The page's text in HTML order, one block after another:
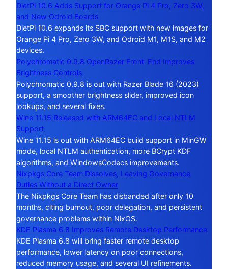
DietPi 10.6 Adds Support for Orange Pi 4 Pro, Zero 3W,
and New Odroid Boards
DietPi 10.6 expands its SBC support with new images for
Orange Pi 4 Pro, Zero 3W, and Odroid M1, M1S, and M2
devices.
Polychromatic 0.9.8 OpenRazer Front-End Improves
Brightness Controls
Polychromatic 0.9.8 is out with Razer Blade 16 (2023)
support, a smoother brightness slider, improved icon
lookups, and several fixes.
Wine 11.15 Released with ARM64EC and Local NTLM
Support
Wine 11.15 is out with ARM64EC build support in MinGW
mode, local NTLM authentication, more BCrypt KDF
algorithms, and WindowsCodecs improvements.
Nixpkgs Core Team Dissolves, Leaving Governance
Duties Without a Direct Owner
The Nixpkgs Core Team has disbanded after only 10
months, citing burnout, poor delegation, and persistent
governance problems within NixOS.
KDE Plasma 6.8 Improves Remote Desktop Performance
KDE Plasma 6.8 will bring faster remote desktop
performance, lower latency on poor connections,
reduced memory usage, and several UI refinements.